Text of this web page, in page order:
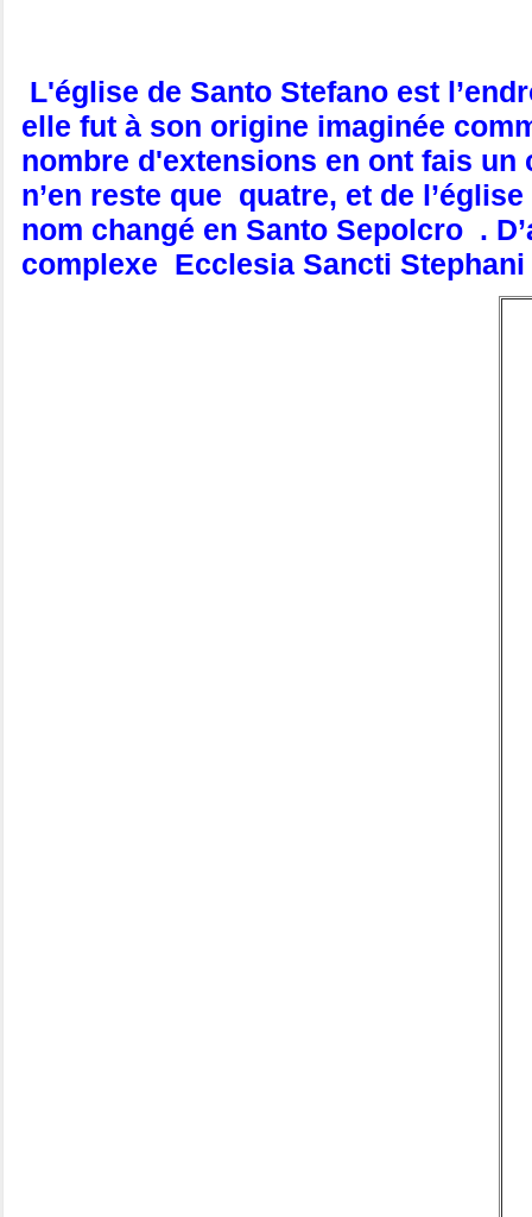
L'église de Santo Stefano est
elle fut à son origine imaginée
nombre d'extensions en ont fais
n’en reste que quatre, et de
nom changé en Santo Sepolcro .
complexe Ecclesia Sancti